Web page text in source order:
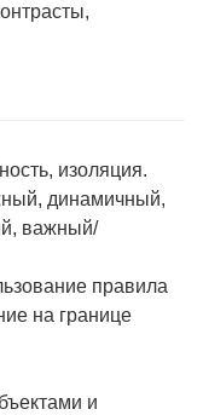
изоляция.
динамичный,
важный/
правила
на границе
и